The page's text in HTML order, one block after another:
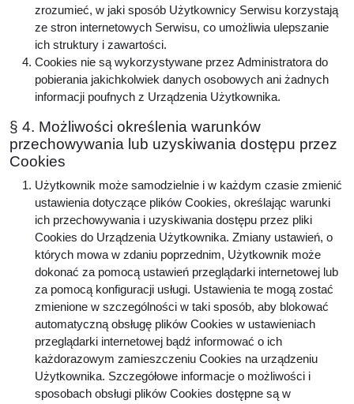
zrozumieć, w jaki sposób Użytkownicy Serwisu korzystają
ze stron internetowych Serwisu, co umożliwia ulepszanie
ich struktury i zawartości.
Cookies nie są wykorzystywane przez Administratora do
pobierania jakichkolwiek danych osobowych ani żadnych
informacji poufnych z Urządzenia Użytkownika.
§ 4. Możliwości określenia warunków
przechowywania lub uzyskiwania dostępu przez
Cookies
Użytkownik może samodzielnie i w każdym czasie zmienić
ustawienia dotyczące plików Cookies, określając warunki
ich przechowywania i uzyskiwania dostępu przez pliki
Cookies do Urządzenia Użytkownika. Zmiany ustawień, o
których mowa w zdaniu poprzednim, Użytkownik może
dokonać za pomocą ustawień przeglądarki internetowej lub
za pomocą konfiguracji usługi. Ustawienia te mogą zostać
zmienione w szczególności w taki sposób, aby blokować
automatyczną obsługę plików Cookies w ustawieniach
przeglądarki internetowej bądź informować o ich
każdorazowym zamieszczeniu Cookies na urządzeniu
Użytkownika. Szczegółowe informacje o możliwości i
sposobach obsługi plików Cookies dostępne są w